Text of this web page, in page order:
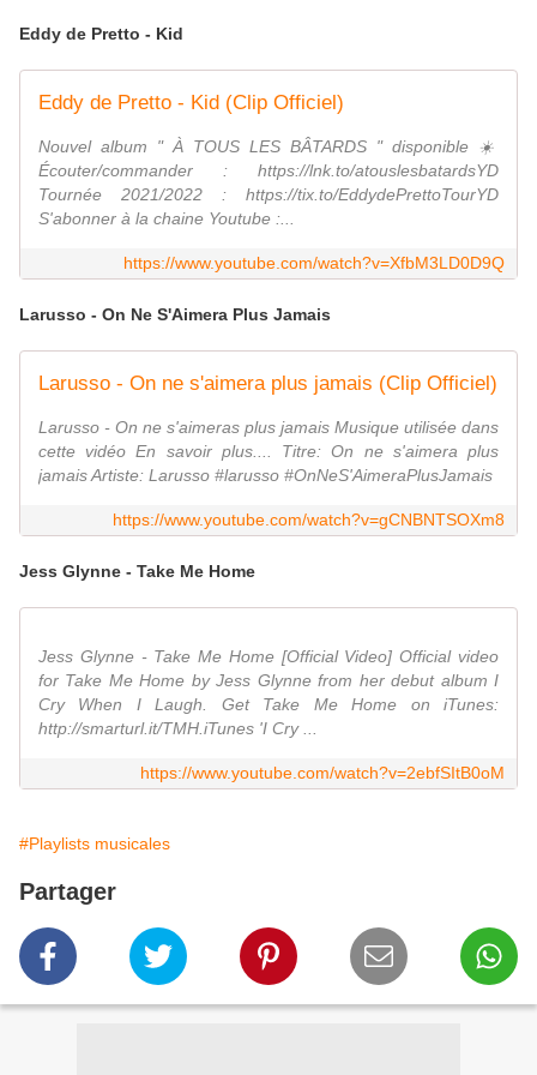
Eddy de Pretto - Kid
Eddy de Pretto - Kid (Clip Officiel)
Nouvel album " À TOUS LES BÂTARDS " disponible ☀️
Écouter/commander : https://lnk.to/atouslesbatardsYD
Tournée 2021/2022 : https://tix.to/EddydePrettoTourYD
S'abonner à la chaine Youtube :...
https://www.youtube.com/watch?v=XfbM3LD0D9Q
Larusso - On Ne S'Aimera Plus Jamais
Larusso - On ne s'aimera plus jamais (Clip Officiel)
Larusso - On ne s'aimeras plus jamais Musique utilisée dans
cette vidéo En savoir plus.... Titre: On ne s'aimera plus
jamais Artiste: Larusso #larusso #OnNeS'AimeraPlusJamais
https://www.youtube.com/watch?v=gCNBNTSOXm8
Jess Glynne - Take Me Home
Jess Glynne - Take Me Home [Official Video] Official video
for Take Me Home by Jess Glynne from her debut album I
Cry When I Laugh. Get Take Me Home on iTunes:
http://smarturl.it/TMH.iTunes 'I Cry ...
https://www.youtube.com/watch?v=2ebfSItB0oM
#Playlists musicales
Partager